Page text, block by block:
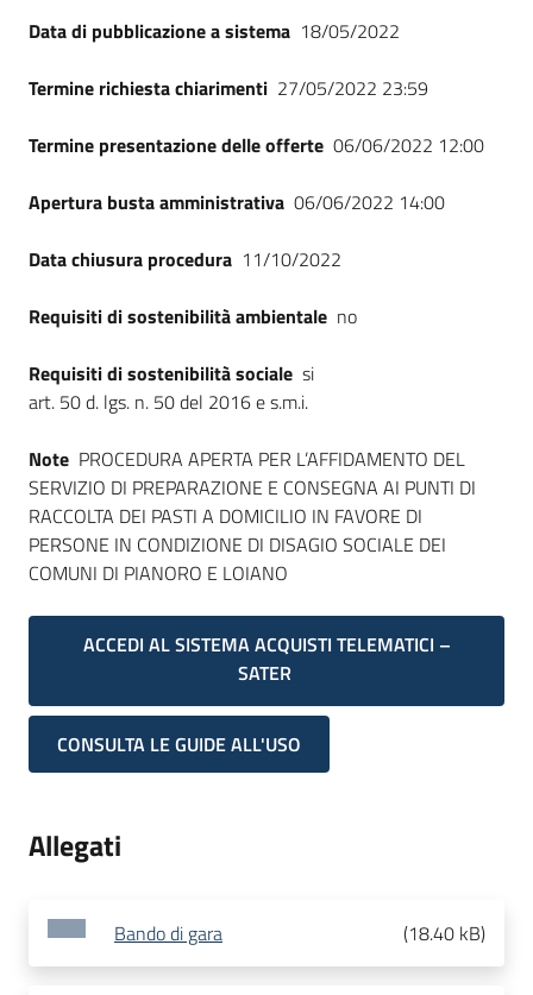
Data di pubblicazione a sistema 18/05/2022
Termine richiesta chiarimenti 27/05/2022 23:59
Termine presentazione delle offerte 06/06/2022 12:00
Apertura busta amministrativa 06/06/2022 14:00
Data chiusura procedura 11/10/2022
Requisiti di sostenibilità ambientale no
Requisiti di sostenibilità sociale si
art. 50 d. lgs. n. 50 del 2016 e s.m.i.
Note PROCEDURA APERTA PER L’AFFIDAMENTO DEL
SERVIZIO DI PREPARAZIONE E CONSEGNA AI PUNTI DI
RACCOLTA DEI PASTI A DOMICILIO IN FAVORE DI
PERSONE IN CONDIZIONE DI DISAGIO SOCIALE DEI
COMUNI DI PIANORO E LOIANO
ACCEDI AL SISTEMA ACQUISTI TELEMATICI –
SATER
CONSULTA LE GUIDE ALL'USO
Allegati
Bando di gara (18.40 kB)